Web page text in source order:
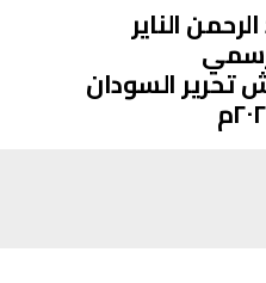
الناير
تحرير السودان